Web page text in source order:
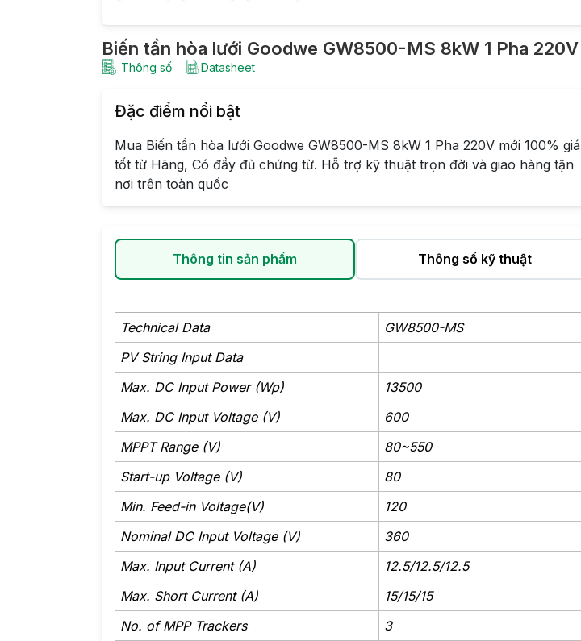
Biến tần hòa lưới Goodwe GW8500-MS 8kW 1 Pha 220V
Thông số Datasheet
Đặc điểm nổi bật
Mua Biến tần hòa lưới Goodwe GW8500-MS 8kW 1 Pha 220V mới 100% giá
tốt từ Hãng, Có đầy đủ chứng từ. Hỗ trợ kỹ thuật trọn đời và giao hàng tận
nơi trên toàn quốc
Thông tin sản phẩm Thông số kỹ thuật
Technical Data
GW8500-MS
PV String Input Data
Max. DC Input Power (Wp)
13500
Max. DC Input Voltage (V)
600
MPPT Range (V)
80~550
Start-up Voltage (V)
80
Min. Feed-in Voltage(V)
120
Nominal DC Input Voltage (V)
360
Max. Input Current (A)
12.5/12.5/12.5
Max. Short Current (A)
15/15/15
No. of MPP Trackers
3